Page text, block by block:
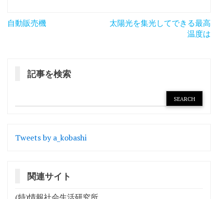
投
ョ
自動販売機
太陽光を集光してできる最高
温度は
記事を検索
Tweets by a_kobashi
関連サイト